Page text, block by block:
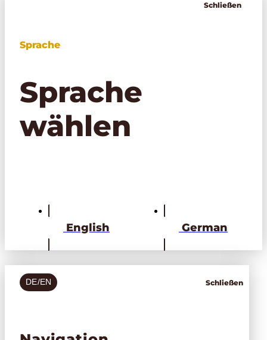
Schließen
Sprache
Sprache
wählen
English German
DE/EN Schließen